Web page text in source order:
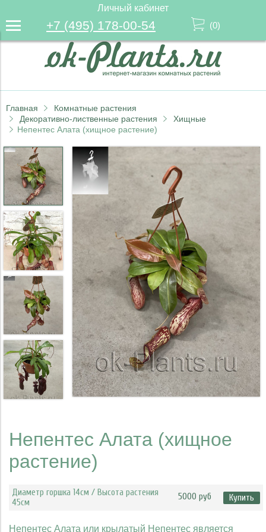
Личный кабинет
+7 (495) 178-00-54 (0)
Главная
Комнатные растения
Декоративно-лиственные растения
Хищные
Непентес Алата (хищное растение)
Непентес Алата (хищное
растение)
Диаметр горшка 14см / Высота растения
45см
5000 руб Купить
Непентес Алата или крылатый Непентес является